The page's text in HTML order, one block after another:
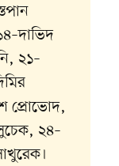
২১–
প্রোভোদ,
২৪–